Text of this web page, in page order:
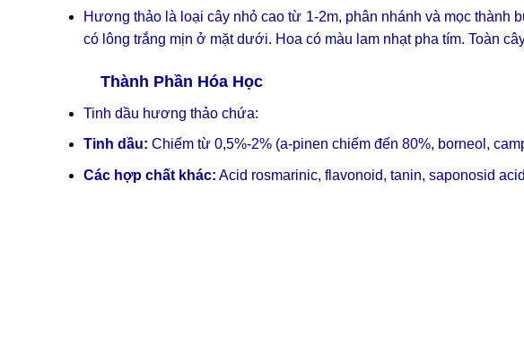
Hương thảo là loại cây nhỏ cao từ 1-2m, phân nhánh và mọc thành
có lông trắng mịn ở mặt dưới. Hoa có màu lam nhạt pha tím. Toàn
Thành Phần Hóa Học
Tinh dầu hương thảo chứa:
Tinh dầu: Chiếm từ 0,5%-2% (a-pinen chiếm đến 80%, borneol,
Các hợp chất khác: Acid rosmarinic, flavonoid, tanin, saponosid